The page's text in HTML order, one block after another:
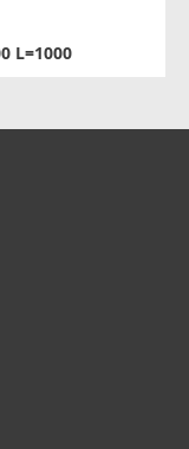
L=1000